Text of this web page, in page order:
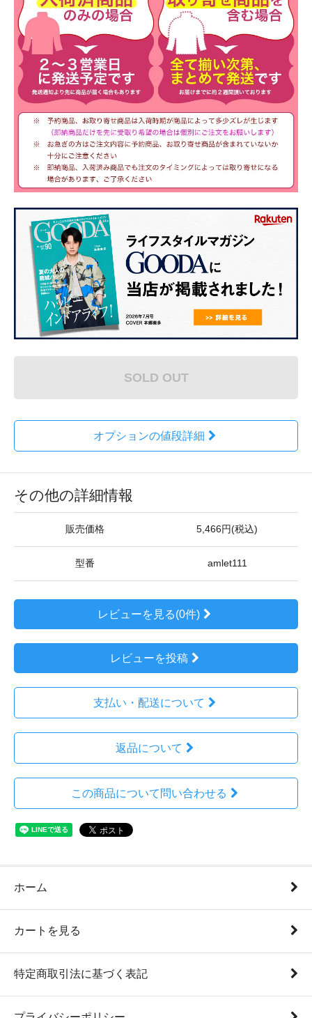
SOLD OUT
オプションの値段詳細
その他の詳細情報
販売価格 5,466円(税込)
型番 amlet111
レビューを見る(0件)
レビューを投稿
支払い・配送について
返品について
この商品について問い合わせる
ホーム
カートを見る
特定商取引法に基づく表記